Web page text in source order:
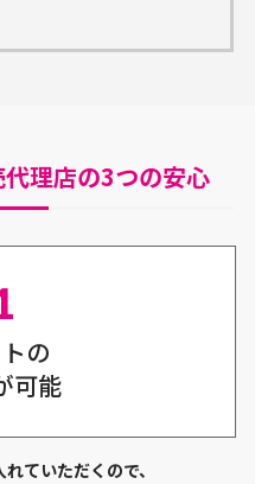
理店の3つの安心
の
可能
ていただくので、